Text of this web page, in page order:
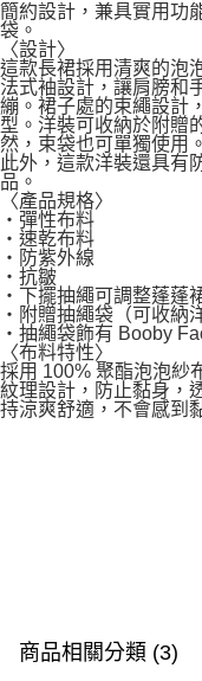
簡約設計，兼具實用功
袋。
〈設計〉
這款長裙採用清爽的泡
法式袖設計，讓肩膀和
繃。裙子處的束繩設計
型。洋裝可收納於附贈
然，束袋也可單獨使用。
此外，這款洋裝還具有
品。
〈產品規格〉
・彈性布料
・速乾布料
・防紫外線
・抗皺
・下擺抽繩可調整蓬蓬
・附贈抽繩袋（可收納
・抽繩袋飾有 Booby
〈布料特性〉
採用 100% 聚酯泡泡紗
紋理設計，防止黏身，
持涼爽舒適，不會感到
商品相關分類 (3)